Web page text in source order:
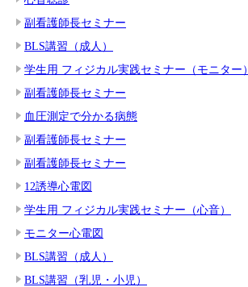
副看護師長セミナー
BLS講習（成人）
学生用 フィジカル実践セミナー（モニター）
副看護師長セミナー
血圧測定で分かる病態
副看護師長セミナー
副看護師長セミナー
12誘導心電図
学生用 フィジカル実践セミナー（心音）
モニター心電図
BLS講習（成人）
BLS講習（乳児・小児）